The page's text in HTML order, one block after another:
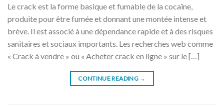
Le crack est la forme basique et fumable de la cocaïne,
produite pour être fumée et donnant une montée intense et
brève. Il est associé à une dépendance rapide et à des risques
sanitaires et sociaux importants. Les recherches web comme
« Crack à vendre » ou « Acheter crack en ligne » sur le […]
CONTINUE READING →